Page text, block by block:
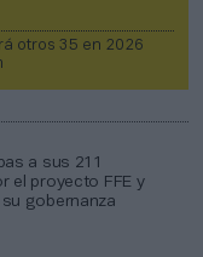
otros 35 en 2026
a sus 211
el proyecto FFE y
gobernanza